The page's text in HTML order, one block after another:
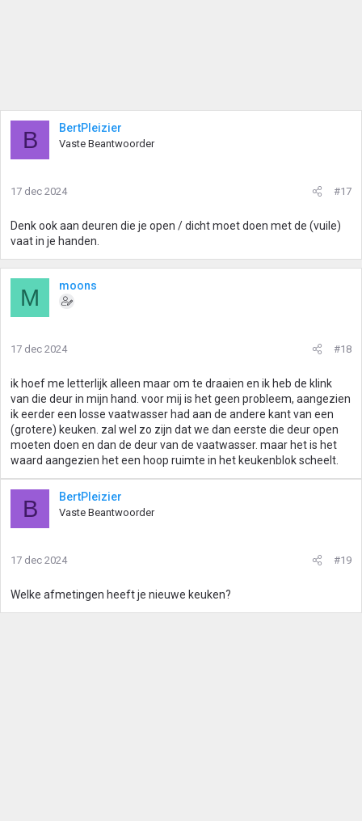
B BertPleizier
Vaste Beantwoorder
17 dec 2024 #17
Denk ook aan deuren die je open / dicht moet doen met de (vuile)
vaat in je handen.
M moons
17 dec 2024 #18
ik hoef me letterlijk alleen maar om te draaien en ik heb de klink
van die deur in mijn hand. voor mij is het geen probleem, aangezien
ik eerder een losse vaatwasser had aan de andere kant van een
(grotere) keuken. zal wel zo zijn dat we dan eerste die deur open
moeten doen en dan de deur van de vaatwasser. maar het is het
waard aangezien het een hoop ruimte in het keukenblok scheelt.
B BertPleizier
Vaste Beantwoorder
17 dec 2024 #19
Welke afmetingen heeft je nieuwe keuken?